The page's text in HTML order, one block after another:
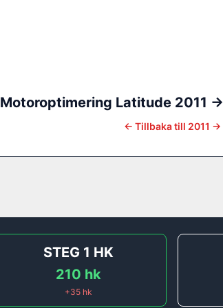
Motoroptimering Latitude 2011 ->
← Tillbaka till 2011 ->
STEG 1 HK
210 hk
+35 hk